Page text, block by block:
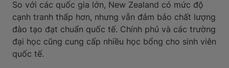
So với các quốc gia lớn, New Zealand có mức độ
cạnh tranh thấp hơn, nhưng vẫn đảm bảo chất lượng
đào tạo đạt chuẩn quốc tế. Chính phủ và các trường
đại học cũng cung cấp nhiều học bổng cho sinh viên
quốc tế.